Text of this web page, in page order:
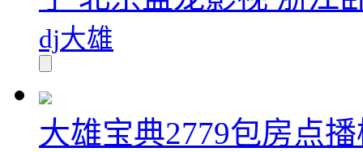
dj大雄
大雄宝典2779包房点